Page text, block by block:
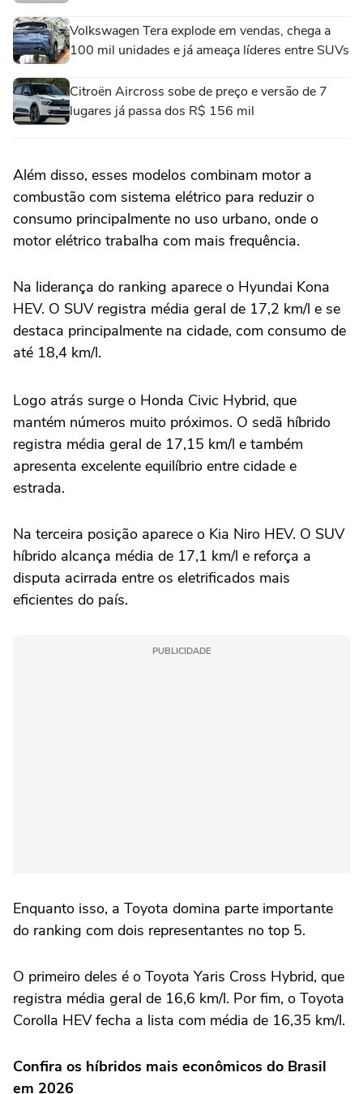
Volkswagen Tera explode em vendas, chega a
100 mil unidades e já ameaça líderes entre SUVs
Citroën Aircross sobe de preço e versão de 7
lugares já passa dos R$ 156 mil
Além disso, esses modelos combinam motor a
combustão com sistema elétrico para reduzir o
consumo principalmente no uso urbano, onde o
motor elétrico trabalha com mais frequência.
Na liderança do ranking aparece o Hyundai Kona
HEV. O SUV registra média geral de 17,2 km/l e se
destaca principalmente na cidade, com consumo de
até 18,4 km/l.
Logo atrás surge o Honda Civic Hybrid, que
mantém números muito próximos. O sedã híbrido
registra média geral de 17,15 km/l e também
apresenta excelente equilíbrio entre cidade e
estrada.
Na terceira posição aparece o Kia Niro HEV. O SUV
híbrido alcança média de 17,1 km/l e reforça a
disputa acirrada entre os eletrificados mais
eficientes do país.
PUBLICIDADE
Enquanto isso, a Toyota domina parte importante
do ranking com dois representantes no top 5.
O primeiro deles é o Toyota Yaris Cross Hybrid, que
registra média geral de 16,6 km/l. Por fim, o Toyota
Corolla HEV fecha a lista com média de 16,35 km/l.
Confira os híbridos mais econômicos do Brasil
em 2026